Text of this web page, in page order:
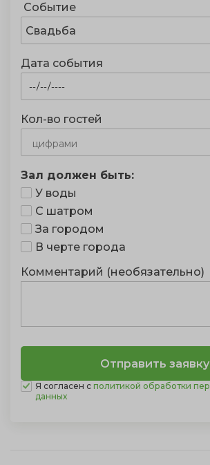
Событие
Свадьба
Дата события
Кол-во гостей
Зал должен быть:
У воды
С шатром
За городом
В черте города
Комментарий (необязательно)
Я согласен с политикой обработки
данных